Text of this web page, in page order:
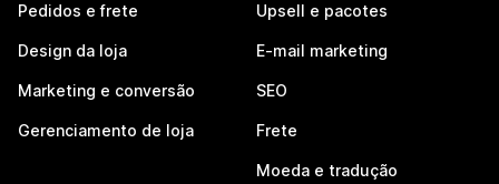
Pedidos e frete
Design da loja
Marketing e conversão
Gerenciamento de loja
Upsell e pacotes
E-mail marketing
SEO
Frete
Moeda e tradução